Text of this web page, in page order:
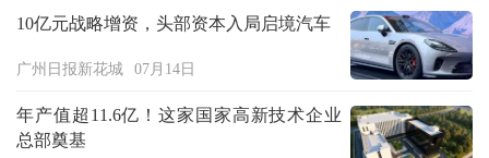
10亿元战略增资，头部资本入局启境汽车
广州日报新花城 07月14日
年产值超11.6亿！这家国家高新技术企业
总部奠基